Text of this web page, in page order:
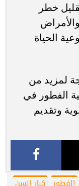
خطر
والأمراض
الحياة
لمزيد من
الفطور في
وتقديم